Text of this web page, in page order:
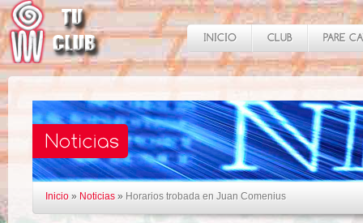
Inicio » Noticias » Horarios trobada en Juan Comenius